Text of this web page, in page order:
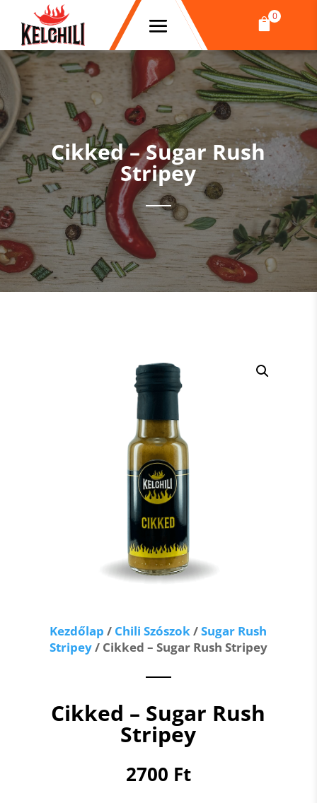
0

Cikked – Sugar Rush
Stripey
Kezdőlap / Chili Szószok/Sugar Rush
Stripey/ Cikked – Sugar Rush Stripey
Cikked – Sugar Rush
Stripey
2700 Ft